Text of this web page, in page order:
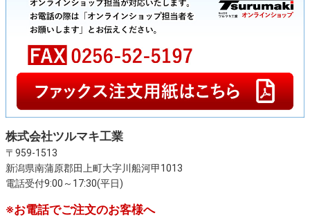
株式会社ツルマキ工業
〒959-1513
新潟県南蒲原郡田上町大字川船河甲1013
電話受付9:00～17:30(平日)
※お電話でご注文のお客様へ